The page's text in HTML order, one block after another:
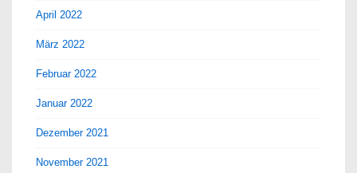
April 2022
März 2022
Februar 2022
Januar 2022
Dezember 2021
November 2021